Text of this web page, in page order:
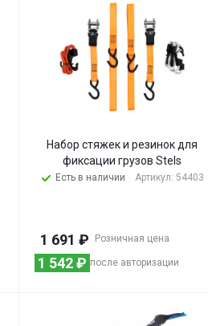
Набор стяжек и резинок для
фиксации грузов Stels
Есть в наличии Артикул: 54403
Розничная цена
1 691 ₽
после авторизации
1 542₽